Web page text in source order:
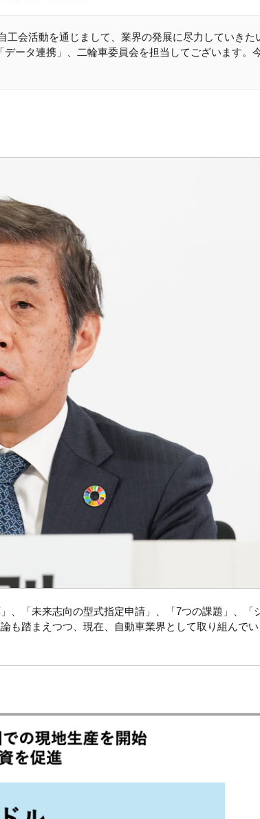
会活動を通じまして、業界の発展に尽力していきた
ータ連携」、二輪車委員会を担当してございます。
、「未来志向の型式指定申請」、「7つの課題」、「
も踏まえつつ、現在、自動車業界として取り組んで